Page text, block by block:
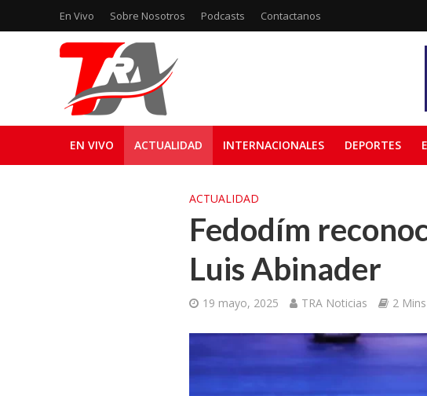
En Vivo Sobre Nosotros Podcasts Contactanos
EN VIVO ACTUALIDAD INTERNACIONALES DEPORTES
ACTUALIDAD
Fedodím
Luis Abinader
19 mayo, 2025 TRA Noticias 2